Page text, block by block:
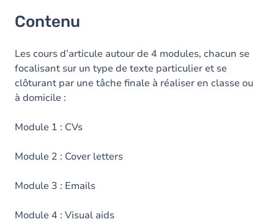
Contenu
Les cours d’articule autour de 4 modules, chacun se
focalisant sur un type de texte particulier et se
clôturant par une tâche finale à réaliser en classe ou
à domicile :
Module 1 : CVs
Module 2 : Cover letters
Module 3 : Emails
Module 4 : Visual aids